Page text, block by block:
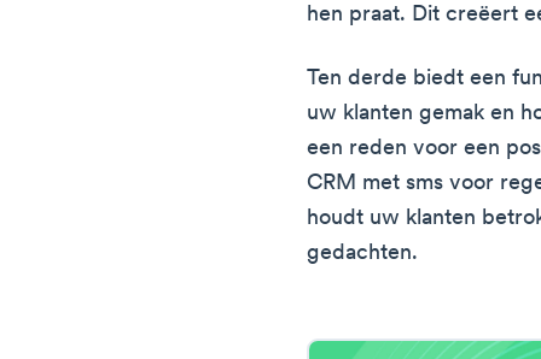
hen praat. Dit creëert
Ten derde biedt een
uw klanten gemak en
een reden voor een
CRM met sms voor
houdt uw klanten
gedachten.